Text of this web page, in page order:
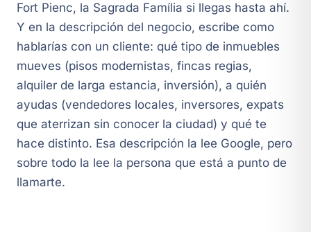
Fort Pienc, la Sagrada Família si llegas hasta ahí.
Y en la descripción del negocio, escribe como
hablarías con un cliente: qué tipo de inmuebles
mueves (pisos modernistas, fincas regias,
alquiler de larga estancia, inversión), a quién
ayudas (vendedores locales, inversores, expats
que aterrizan sin conocer la ciudad) y qué te
hace distinto. Esa descripción la lee Google, pero
sobre todo la lee la persona que está a punto de
llamarte.